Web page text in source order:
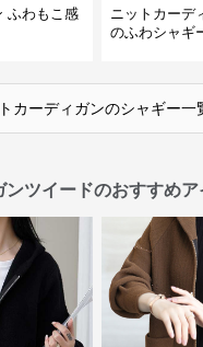
ふわもこ感
ニットカーデ
のふわシャギ
カーディガンのシャギー一
ンツイードのおすすめア